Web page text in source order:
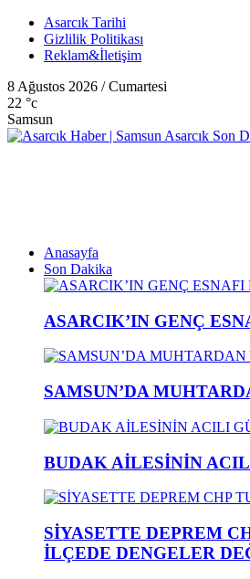
Asarcık Tarihi
Gizlilik Politikası
Reklam&İletişim
8 Ağustos 2026 / Cumartesi
22 °c
Samsun
Anasayfa
Son Dakika
ASARCIK’IN GENÇ
SAMSUN’DA
BUDAK AİLESİNİN
SİYASETTE DEPREM
İLÇEDE DENGELER